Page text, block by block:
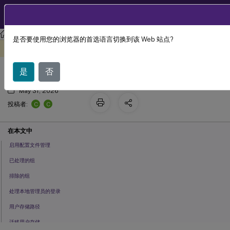
Citrix Virtual Apps and Desktops 7 2402 LTSR
参考
基本策略设置
May 31, 2026
投稿者:
C C
在本文中
启用配置文件管理
已处理的组
排除的组
处理本地管理员的登录
用户存储路径
迁移用户存储
是否要使用您的浏览器的首选语言切换到该 Web 站点?
是 否